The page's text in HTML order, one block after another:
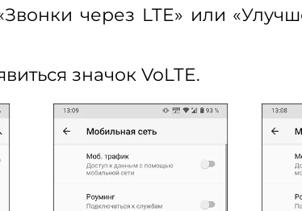
через LTE» или
значок VoLTE.